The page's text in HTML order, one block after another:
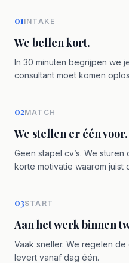
01INTAKE
We bellen kort.
In 30 minuten begrijpen we
consultant moet komen
02MATCH
We stellen er één voor.
Geen stapel cv’s. We
korte motivatie waarom juist
03START
Aan het werk binnen
Vaak sneller. We regelen
levert vanaf dag één.